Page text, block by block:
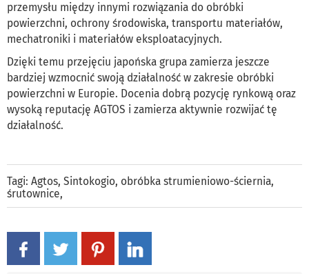
przemysłu między innymi rozwiązania do obróbki
powierzchni, ochrony środowiska, transportu materiałów,
mechatroniki i materiałów eksploatacyjnych.
Dzięki temu przejęciu japońska grupa zamierza jeszcze
bardziej wzmocnić swoją działalność w zakresie obróbki
powierzchni w Europie. Docenia dobrą pozycję rynkową oraz
wysoką reputację AGTOS i zamierza aktywnie rozwijać tę
działalność.
Tagi: Agtos, Sintokogio, obróbka strumieniowo-ściernia,
śrutownice,